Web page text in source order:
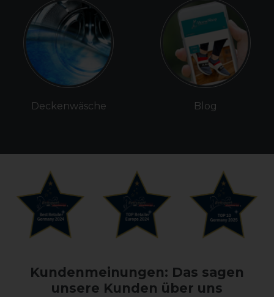
Deckenwäsche Blog
Kundenmeinungen: Das sagen
unsere Kunden über uns